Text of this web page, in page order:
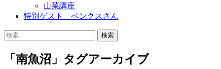
山菜講座
特別ゲスト ベンクスさん
検
「南魚沼」タグアーカイブ